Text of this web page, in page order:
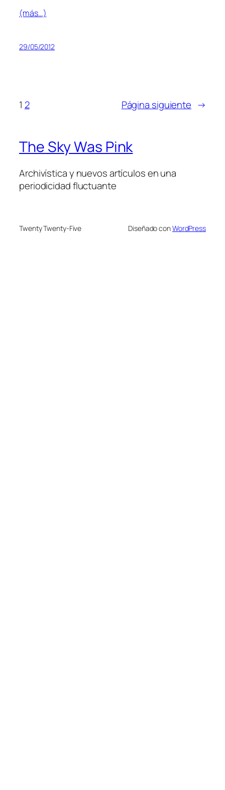
(más…)
29/05/2012
1 2 Página siguiente →
The Sky Was Pink
Archivística y nuevos artículos en una
periodicidad fluctuante
Twenty Twenty-Five Diseñado conWordPress